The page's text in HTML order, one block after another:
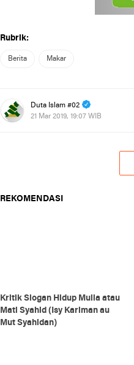
Rubrik:
Berita Makar
Duta Islam #02
21 Mar 2019, 19:07 WIB
REKOMENDASI
Kritik Slogan Hidup Mulia atau
Mati Syahid (Isy Kariman au
Mut Syahidan)